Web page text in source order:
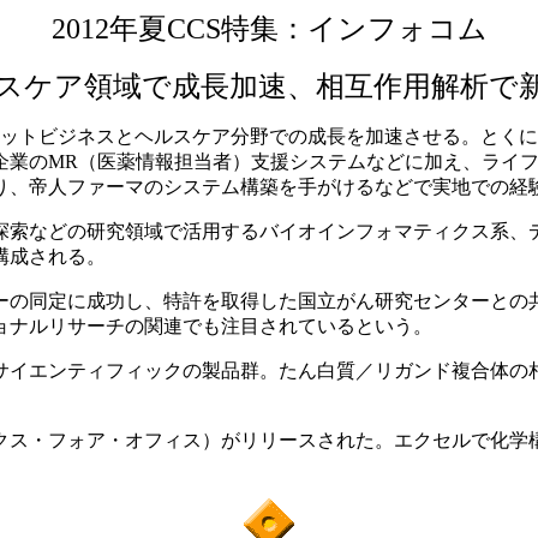
2012年夏CCS特集：インフォコム
ケア領域で成長加速、相互作用解析で
ビジネスとヘルスケア分野での成長を加速させる。とく
のMR（医薬情報担当者）支援システムなどに加え、ライ
帝人ファーマのシステム構築を手がけるなどで実地での経
どの研究領域で活用するバイオインフォマティクス系
される。
定に成功し、特許を取得した国立がん研究センターとの
ルリサーチの関連でも注目されているという。
ンティフィックの製品群。たん白質／リガンド複合体
・フォア・オフィス）がリリースされた。エクセルで化